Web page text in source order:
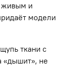
живым и
модели
ткани с
«дышит», не